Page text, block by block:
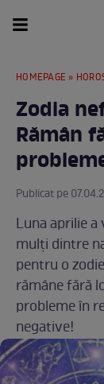
HOMEPAGE »
Zodia
Rămân
Publicat pe
Luna aprilie
mulți dintre
pentru o
rămâne fără
probleme în
negative!